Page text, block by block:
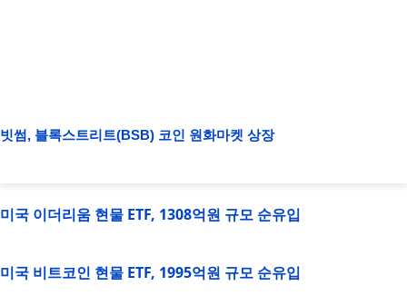
빗썸, 블록스트리트(BSB) 코인 원화마켓 상장
미국 이더리움 현물 ETF, 1308억원 규모 순유입
미국 비트코인 현물 ETF, 1995억원 규모 순유입